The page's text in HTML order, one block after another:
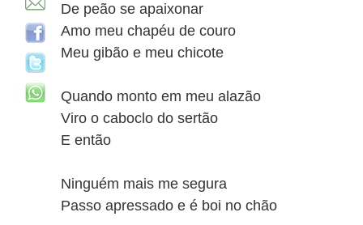
De peão se apaixonar
Amo meu chapéu de couro
Meu gibão e meu chicote
Quando monto em meu alazão
Viro o caboclo do sertão
E então
Ninguém mais me segura
Passo apressado e é boi no chão